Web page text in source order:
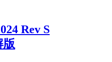
Rev S
版